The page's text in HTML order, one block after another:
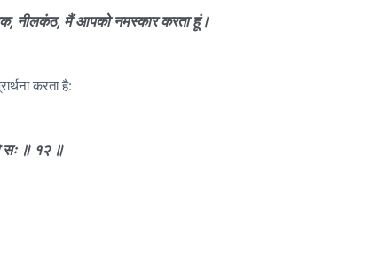
नीलकंठ, मैं आपको नमस्कार करता हूं।
करता है:
सः ॥ १२ ॥